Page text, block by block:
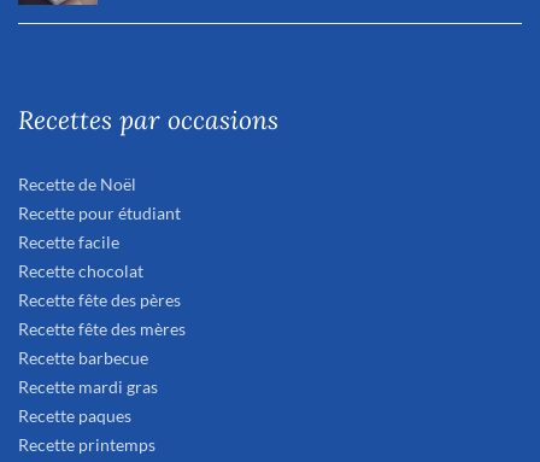
Recettes par occasions
Recette de Noël
Recette pour étudiant
Recette facile
Recette chocolat
Recette fête des pères
Recette fête des mères
Recette barbecue
Recette mardi gras
Recette paques
Recette printemps